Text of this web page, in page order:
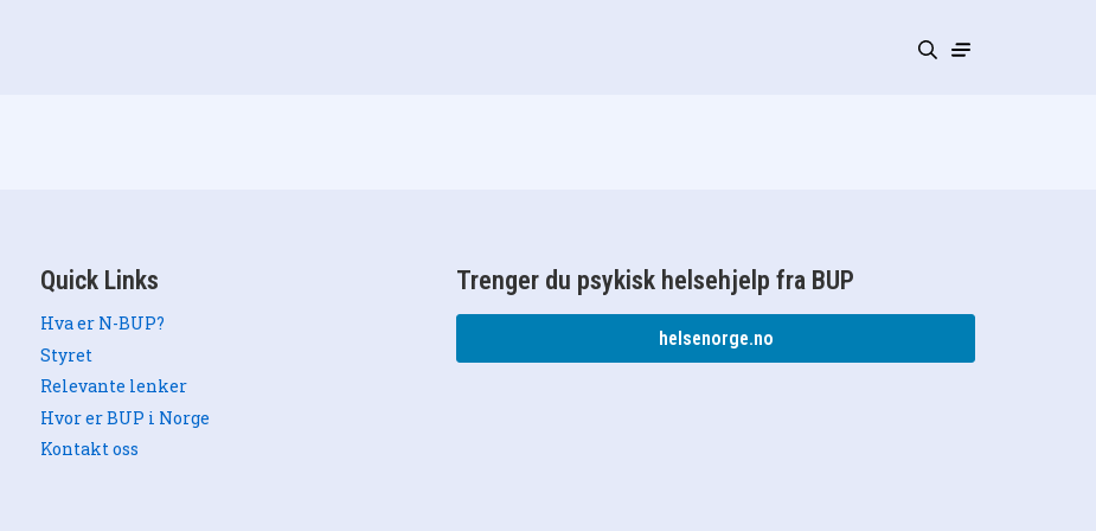
Quick Links
Hva er N-BUP?
Styret
Relevante lenker
Hvor er BUP i Norge
Kontakt oss
Trenger du psykisk helsehjelp fra BUP
helsenorge.no